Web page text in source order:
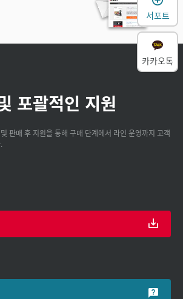
포괄적인 지원
판매 후 지원을 통해 구매 단계에서 라인 운영까지 고객
서포트
카카오톡